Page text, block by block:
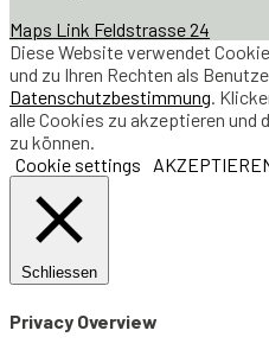
Maps Link Feldstrasse 24
Diese Website verwendet
und zu Ihren Rechten als
Datenschutzbestimmung .
alle Cookies zu akzeptieren und
zu können.
Cookie settings
Schliessen
Privacy Overview